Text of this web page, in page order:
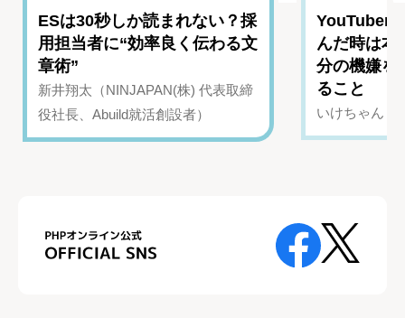
ESは30秒しか読まれない？採
用担当者に“効率良く伝わる文
章術”
新井翔太（NINJAPAN(株) 代表取締
役社長、Abuild就活創設者）
YouTuber
んだ時は
分の機嫌を
ること
いけちゃん（